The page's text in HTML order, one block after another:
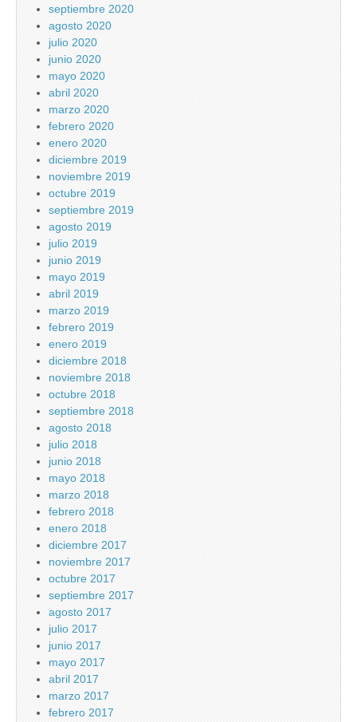
septiembre 2020
agosto 2020
julio 2020
junio 2020
mayo 2020
abril 2020
marzo 2020
febrero 2020
enero 2020
diciembre 2019
noviembre 2019
octubre 2019
septiembre 2019
agosto 2019
julio 2019
junio 2019
mayo 2019
abril 2019
marzo 2019
febrero 2019
enero 2019
diciembre 2018
noviembre 2018
octubre 2018
septiembre 2018
agosto 2018
julio 2018
junio 2018
mayo 2018
marzo 2018
febrero 2018
enero 2018
diciembre 2017
noviembre 2017
octubre 2017
septiembre 2017
agosto 2017
julio 2017
junio 2017
mayo 2017
abril 2017
marzo 2017
febrero 2017